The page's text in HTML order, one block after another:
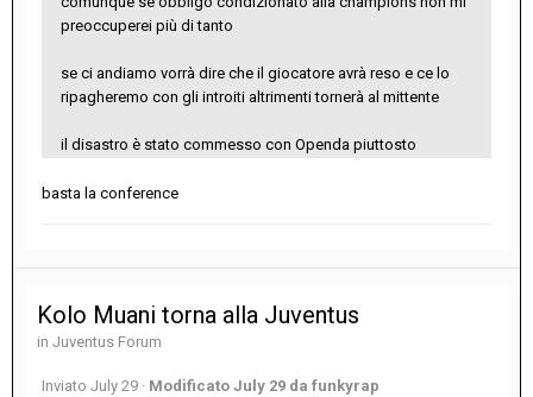
preoccuperei più di tanto
se ci andiamo vorrà dire che il giocatore avrà reso e ce lo
ripagheremo con gli introiti altrimenti tornerà al mittente
il disastro è stato commesso con Openda piuttosto
basta la conference
Kolo Muani torna alla Juventus
in Juventus Forum
Inviato July 29 · Modificato July 29 da funkyrap